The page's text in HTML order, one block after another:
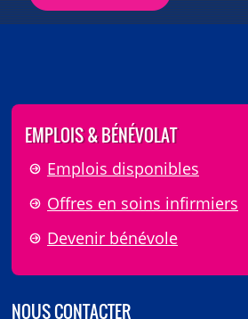
EMPLOIS & BÉNÉVOLAT
Emplois disponibles
Offres en soins infirmiers
Devenir bénévole
NOUS CONTACTER